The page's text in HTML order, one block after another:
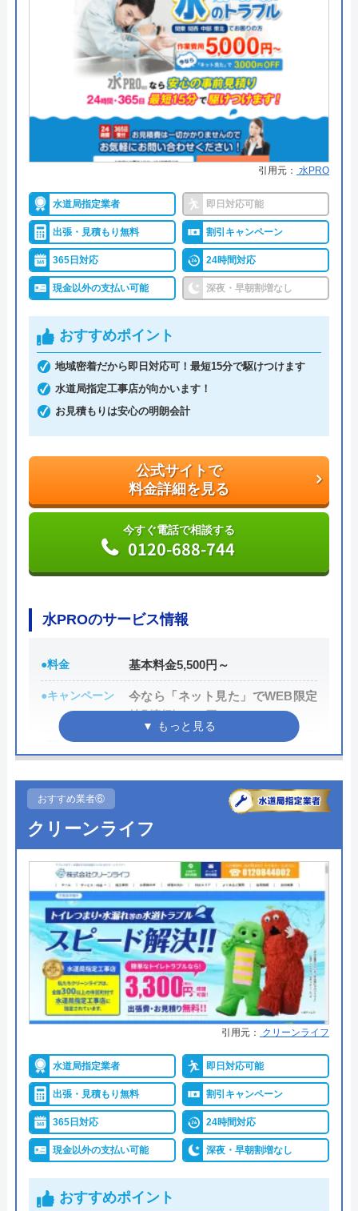
詳細は公式HPでご確認ください
水の生活救急車がおすすめの理由
拠点数2270店舗と日本全国に拠点を構え、年中無休
で対応をしています。日中はコールセンターにて問
い合わせ受付をしてくれるので、すぐに相談ができ
水トラブルの不安もすぐに解消できます。
調整作業のみであれば8,800円～と明朗会計。問い合
わせから見積もりまですべて無料でできるので、ま
ずは電話相談をしてみることをおすすめします。
日本全国の水トラブルに対応している水の生活救急
どにも対応してくれる水まわりトラブル解決のスペ
シャリストです。
おすすめポイントとしてはこれまでの施工対応実績
は240万件以上と豊富な実績数があり、また最短5分
で業者を手配してくれて最短30分でスピード駆け付
けしてくれるところです。
また、取扱いメーカーに関しても幅広いため、水ま
わりトラブルで困った際には頼りになる業者でしょ
う。
もちろん見積もりは無料ですし、出張・キャンセル
てはいかがでしょうか？
公式サイトで
料金詳細を見る
今すぐ電話で相談する
0120-569-365
水の生活救急車の基本情報
運営会社 株式会社生活救急車
代表者 楯広長
所在地
〒460-0008
名古屋市中区栄1丁目14-15
対応エリア 全国（一部地域を除く）
引用元： 水PRO
水道局指定業者 即日対応可能
出張・見積もり無料 割引キャンペーン
365日対応 24時間対応
現金以外の支払い可能 深夜・早朝割増なし
おすすめポイント
地域密着だから即日対応可！最短15分で駆けつけます
水道局指定工事店が向かいます！
お見積もりは安心の明朗会計
公式サイトで
料金詳細を見る
今すぐ電話で相談する
0120-688-744
水PROのサービス情報
●料金 基本料金5,500円～
●キャンペーン
今なら「ネット見た」でWEB限定
特別割引3,000円OFF
●駆けつけ時間 最短15分
24時間
●定休日
●出張見積もり 見積り・出張費無料
●支払い方法
現金払い、銀行振込、後日集金、
クレジットカード
●累計実績 ―
●保証・保険 ―
詳細は公式HPでご確認ください
水PROは、即日対応可能でスピーディーな対応が特
徴的な業者です。
地域に精通したエリア担当作業員がいるため、夜間
も含めて電話をしてから2～3分で手配、最速15分で
駆け付けてくれます。
料金体系については、基本料金5,000円～になります
おすすめ業者⑥
クリーンライフ
引用元： クリーンライフ
水道局指定業者 即日対応可能
出張・見積もり無料 割引キャンペーン
365日対応 24時間対応
現金以外の支払い可能 深夜・早朝割増なし
おすすめポイント